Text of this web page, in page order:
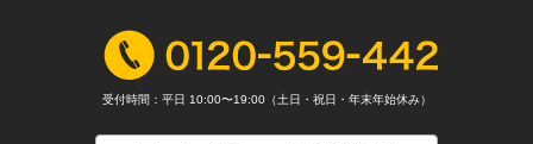
受付時間：平日 10:00〜19:00（土日・祝日・年末年始休み）